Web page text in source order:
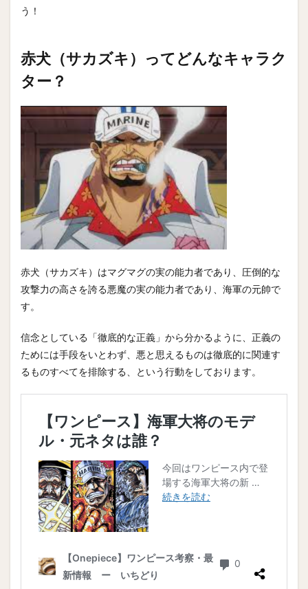
う！
赤犬（サカズキ）ってどんなキャラク
ター？
赤犬（サカズキ）はマグマグの実の能力者であり、圧倒的な
攻撃力の高さを誇る悪魔の実の能力者であり、海軍の元帥で
す。
信念としている「徹底的な正義」から分かるように、正義の
ためには手段をいとわず、悪と思えるものは徹底的に関連す
るものすべてを排除する、という行動をしております。